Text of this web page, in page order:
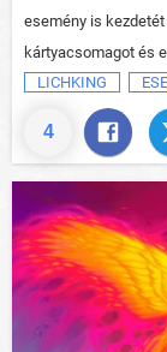
4
esemény is
kártyacsomagot és
LICHKING